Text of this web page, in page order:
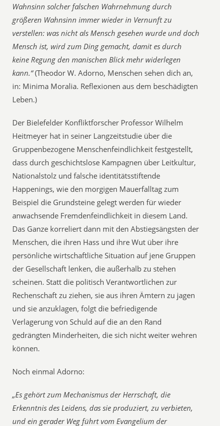
Wahnsinn solcher falschen Wahrnehmung durch
größeren Wahnsinn immer wieder in Vernunft zu
verstellen: was nicht als Mensch gesehen wurde und doch
Mensch ist, wird zum Ding gemacht, damit es durch
keine Regung den manischen Blick mehr widerlegen
kann.“(Theodor W. Adorno, Menschen sehen dich an,
in: Minima Moralia. Reflexionen aus dem beschädigten
Leben.)
Der Bielefelder Konfliktforscher Professor Wilhelm
Heitmeyer hat in seiner Langzeitstudie über die
Gruppenbezogene Menschenfeindlichkeit festgestellt,
dass durch geschichtslose Kampagnen über Leitkultur,
Nationalstolz und falsche identitätsstiftende
Happenings, wie den morgigen Mauerfalltag zum
Beispiel die Grundsteine gelegt werden für wieder
anwachsende Fremdenfeindlichkeit in diesem Land.
Das Ganze korreliert dann mit den Abstiegsängsten der
Menschen, die ihren Hass und ihre Wut über ihre
persönliche wirtschaftliche Situation auf jene Gruppen
der Gesellschaft lenken, die außerhalb zu stehen
scheinen. Statt die politisch Verantwortlichen zur
Rechenschaft zu ziehen, sie aus ihren Ämtern zu jagen
und sie anzuklagen, folgt die befriedigende
Verlagerung von Schuld auf die an den Rand
gedrängten Minderheiten, die sich nicht weiter wehren
können.
Noch einmal Adorno:
„Es gehört zum Mechanismus der Herrschaft, die
Erkenntnis des Leidens, das sie produziert, zu verbieten,
und ein gerader Weg führt vom Evangelium der